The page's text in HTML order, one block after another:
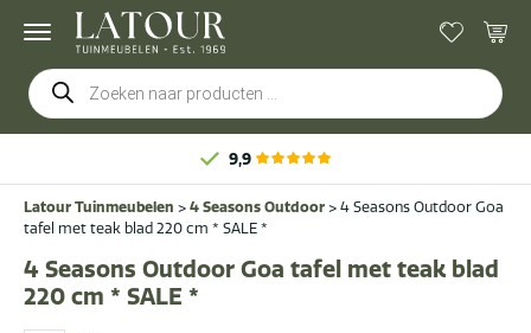
Producten
zoeken
9,9
Latour Tuinmeubelen > 4 Seasons Outdoor > 4 Seasons Outdoor Goa
tafel met teak blad 220 cm * SALE *
4 Seasons Outdoor Goa tafel met teak blad
220 cm * SALE *